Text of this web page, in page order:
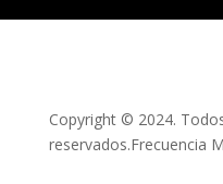
Copyright © 2024.
reservados.Frecuencia